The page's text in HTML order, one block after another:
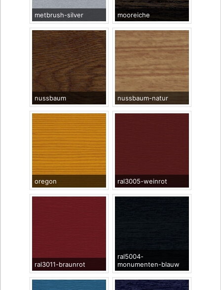
metbrush-silver mooreiche
nussbaum nussbaum-natur
oregon ral3005-weinrot
ral3011-braunrot
ral5004-
monumenten-blauw